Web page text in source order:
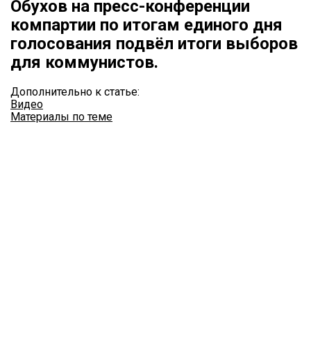
Обухов на пресс-конференции
компартии по итогам единого дня
голосования подвёл итоги выборов
для коммунистов.
Дополнительно к статье:
Видео
Материалы по теме